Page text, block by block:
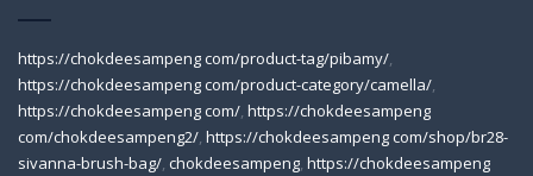
https://chokdeesampeng com/product-tag/pibamy/,
https://chokdeesampeng com/product-category/camella/,
https://chokdeesampeng com/, https://chokdeesampeng
com/chokdeesampeng2/, https://chokdeesampeng com/shop/br28-
sivanna-brush-bag/, chokdeesampeng, https://chokdeesampeng